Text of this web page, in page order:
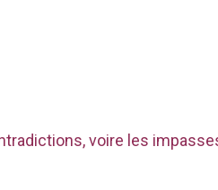
voire les